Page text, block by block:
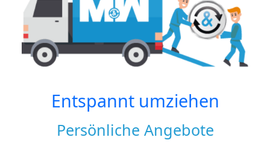
Entspannt umziehen
Persönliche Angebote